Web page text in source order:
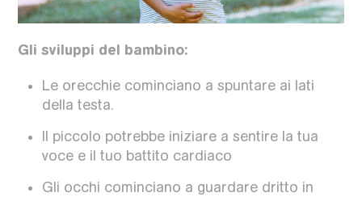
Gli sviluppi del bambino:
Le orecchie cominciano a spuntare ai lati
della testa.
Il piccolo potrebbe iniziare a sentire la tua
voce e il tuo battito cardiaco
Gli occhi cominciano a guardare dritto in